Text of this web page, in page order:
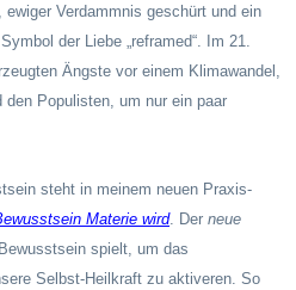
Verdammnis geschürt und ein
der Liebe „reframed“. Im 21.
Ängste vor einem Klimawandel,
Populisten, um nur ein paar
steht in meinem neuen Praxis-
Materie wird. Der neue
spielt, um das
Selbst-Heilkraft zu aktiveren. So